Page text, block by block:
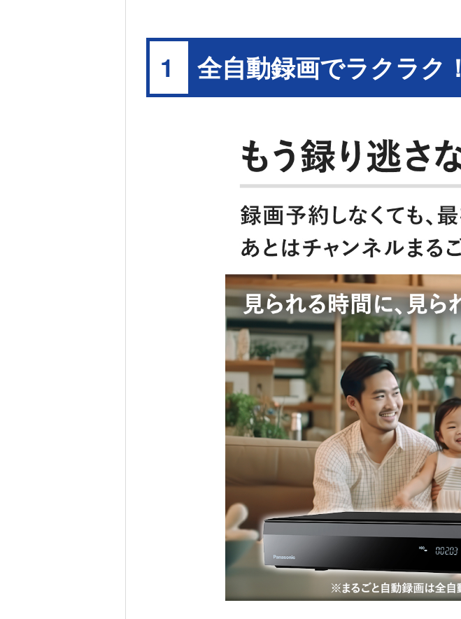
※5 放送中番組／録画済み番組の宅外リモート視聴：スマートフォンやタブレットなどの端末と
ディーガを宅内ネットワークに接続して視聴アプリにて機器登録（ペアリング）することが必
要です。90日間、宅内ネットワークに接続して使用しなかった場合はペアリング期限の更新が
必要です。放送制限によっては視聴できないチャンネルがあります。
なれない場合があります。５GやＬＴＥの携帯電話回線での宅外視聴では多くのパケットが必
要となります。パケット料金にご注意ください。海外で視聴する場合は、上記のほか、お使い
のスマートフォンやタブレットなどの携帯端末が各国の規制基準を満たしておらず使用が認め
られない場合がありますので、携帯端末の仕様と各国の法規をご確認ください。また、ネット
ワーク環境によっては視聴できない地域があります。
1 全自動録画でラクラク！